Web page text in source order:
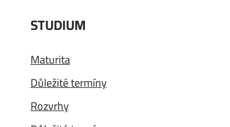
STUDIUM
Maturita
Důležité termíny
Rozvrhy